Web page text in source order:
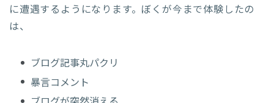
に遭遇するようになります。ぼくが今まで体験したの
は、
ブログ記事丸パクリ
暴言コメント